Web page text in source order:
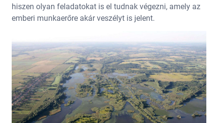
hiszen olyan feladatokat is el tudnak végezni, amely az
emberi munkaerőre akár veszélyt is jelent.